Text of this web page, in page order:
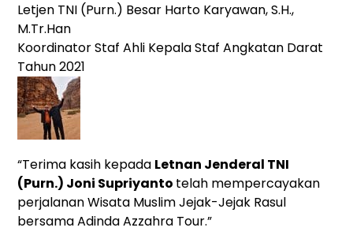
Letjen TNI (Purn.) Besar Harto Karyawan, S.H.,
M.Tr.Han
Koordinator Staf Ahli Kepala Staf Angkatan Darat
Tahun 2021
“Terima kasih kepada Letnan Jenderal TNI
(Purn.) Joni Supriyanto telah mempercayakan
perjalanan Wisata Muslim Jejak-Jejak Rasul
bersama Adinda Azzahra Tour.”